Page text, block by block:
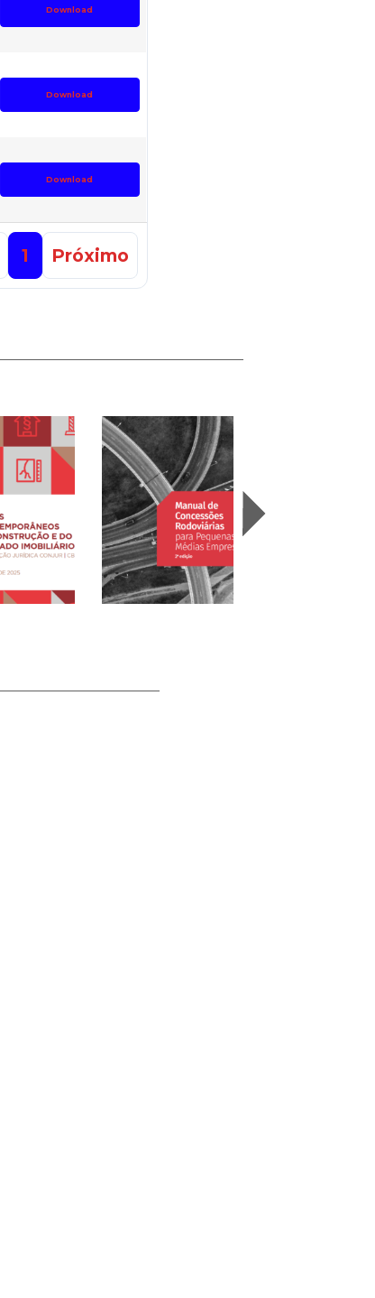
Download
Download
Download
1 Próximo